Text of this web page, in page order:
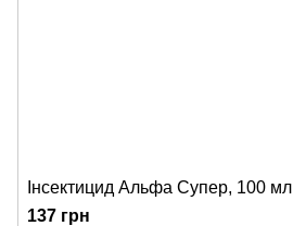
Інсектицид Альфа Супер, 100 мл
137 грн